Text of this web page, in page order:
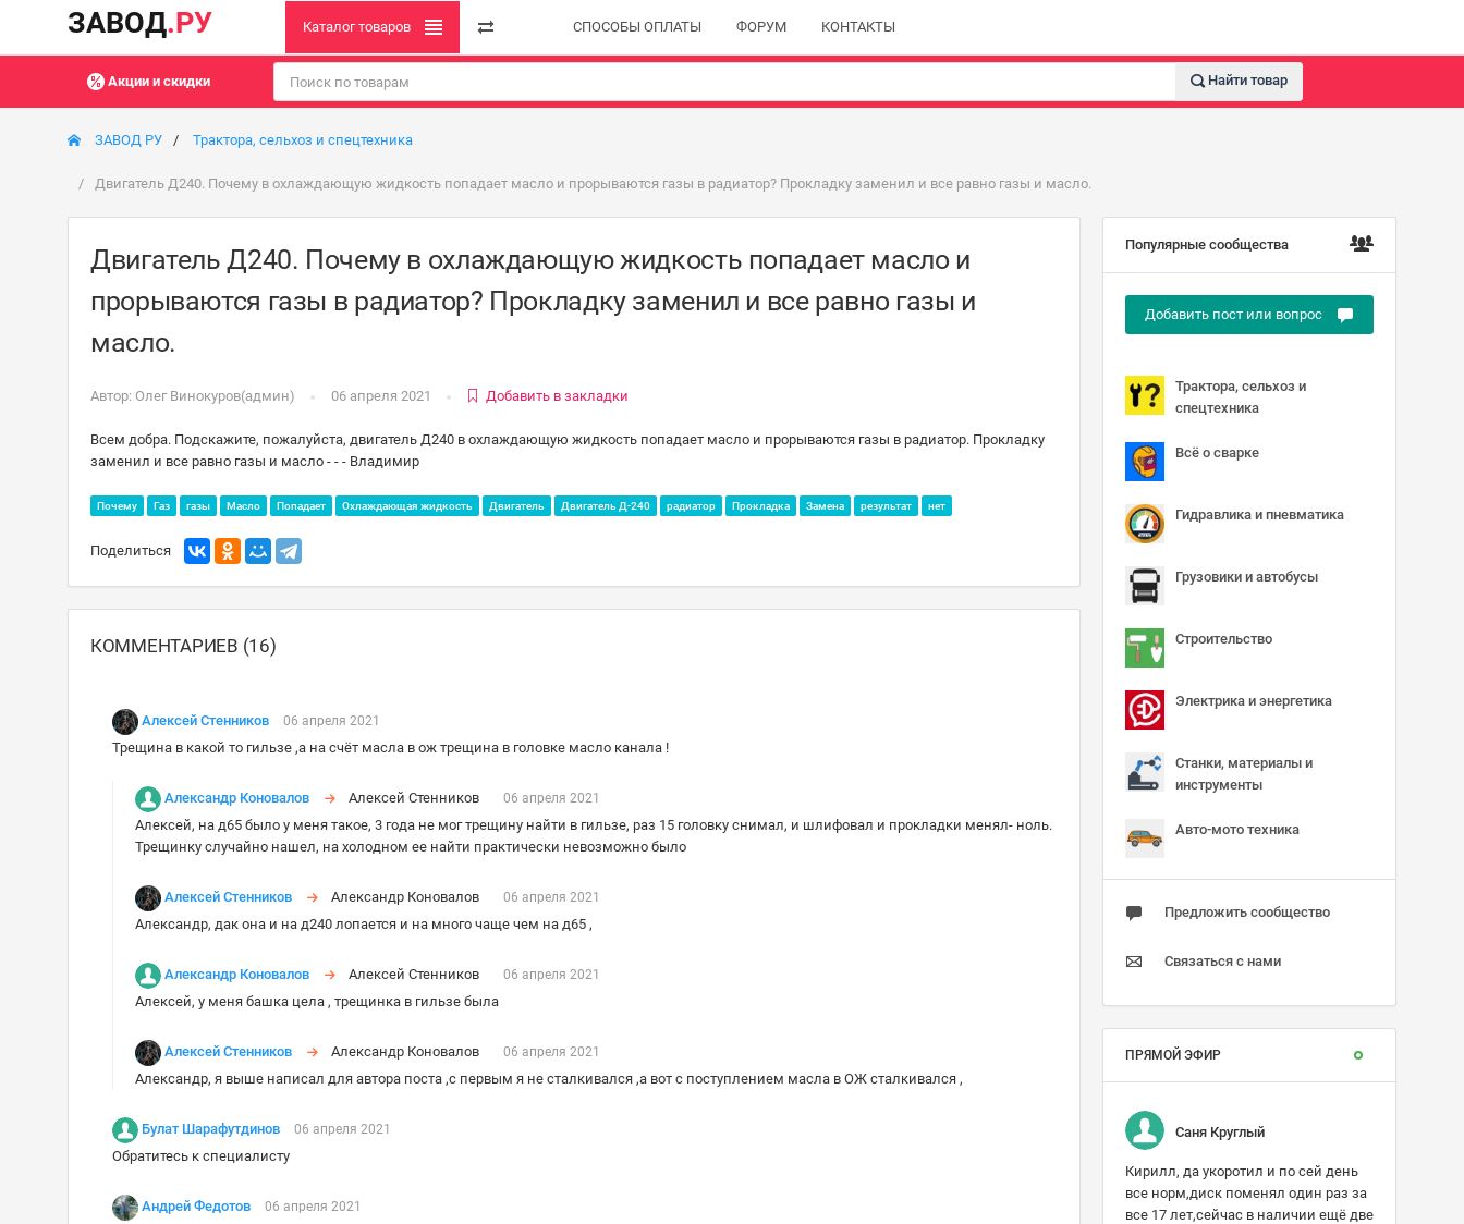
ЗАВОД.РУ Каталог товаров СПОСОБЫ ОПЛАТЫ ФОРУМ КОНТАКТЫ
Акции и скидки Найти товар
ЗАВОД РУ Трактора, сельхоз и спецтехника
Двигатель Д240. Почему в охлаждающую жидкость попадает масло и прорываются газы в радиатор? Прокладку заменил и все равно газы и масло.
Двигатель Д240. Почему в охлаждающую жидкость попадает масло и
прорываются газы в радиатор? Прокладку заменил и все равно газы и
масло.
Автор: Олег Винокуров(админ) 06 апреля 2021 Добавить в закладки
Всем добра. Подскажите, пожалуйста, двигатель Д240 в охлаждающую жидкость попадает масло и прорываются газы в радиатор. Прокладку
заменил и все равно газы и масло - - - Владимир
Почему Газ газы Масло Попадает Охлаждающая жидкость Двигатель Двигатель Д-240 радиатор Прокладка Замена результат нет
Поделиться
КОММЕНТАРИЕВ (16)
Алексей Стенников 06 апреля 2021
Трещина в какой то гильзе ,а на счёт масла в ож трещина в головке масло канала !
Александр Коновалов Алексей Стенников 06 апреля 2021
Алексей, на д65 было у меня такое, 3 года не мог трещину найти в гильзе, раз 15 головку снимал, и шлифовал и прокладки менял- ноль.
Трещинку случайно нашел, на холодном ее найти практически невозможно было
Алексей Стенников Александр Коновалов 06 апреля 2021
Александр, дак она и на д240 лопается и на много чаще чем на д65 ,
Александр Коновалов Алексей Стенников 06 апреля 2021
Алексей, у меня башка цела , трещинка в гильзе была
Алексей Стенников Александр Коновалов 06 апреля 2021
Александр, я выше написал для автора поста ,с первым я не сталкивался ,а вот с поступлением масла в ОЖ сталкивался ,
Булат Шарафутдинов 06 апреля 2021
Обратитесь к специалисту
Андрей Федотов 06 апреля 2021
Популярные сообщества
Добавить пост или вопрос
Трактора, сельхоз и
спецтехника
Всё о сварке
Гидравлика и пневматика
Грузовики и автобусы
Строительство
Электрика и энергетика
Станки, материалы и
инструменты
Авто-мото техника
Предложить сообщество
Связаться с нами
ПРЯМОЙ ЭФИР
Саня Круглый
Кирилл, да укоротил и по сей день
все норм,диск поменял один раз за
все 17 лет,сейчас в наличии ещё две